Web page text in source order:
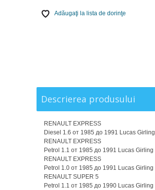
Adăugaţi la lista de dorinţe
Descrierea produsului
RENAULT EXPRESS
Diesel 1.6 от 1985 до 1991 Lucas Girling
RENAULT EXPRESS
Petrol 1.1 от 1985 до 1991 Lucas Girling
RENAULT EXPRESS
Petrol 1.0 от 1985 до 1991 Lucas Girling
RENAULT SUPER 5
Petrol 1.1 от 1985 до 1990 Lucas Girling